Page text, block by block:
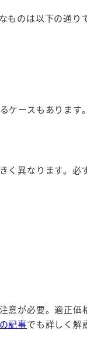
のは以下の通りで
ケースもありま
く異なります。
意が必要。適正
記事でも詳しく解